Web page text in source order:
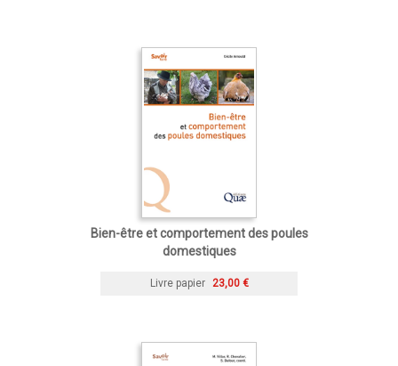
Bien-être et comportement des poules
domestiques
Livre papier 23,00 €